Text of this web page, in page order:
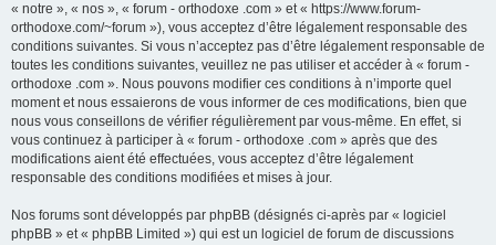
« notre », « nos », « forum - orthodoxe .com » et « https://www.forum-
orthodoxe.com/~forum »), vous acceptez d’être légalement responsable des
conditions suivantes. Si vous n’acceptez pas d’être légalement responsable de
toutes les conditions suivantes, veuillez ne pas utiliser et accéder à « forum -
orthodoxe .com ». Nous pouvons modifier ces conditions à n’importe quel
moment et nous essaierons de vous informer de ces modifications, bien que
nous vous conseillons de vérifier régulièrement par vous-même. En effet, si
vous continuez à participer à « forum - orthodoxe .com » après que des
modifications aient été effectuées, vous acceptez d’être légalement
responsable des conditions modifiées et mises à jour.
Nos forums sont développés par phpBB (désignés ci-après par « logiciel
phpBB » et « phpBB Limited ») qui est un logiciel de forum de discussions